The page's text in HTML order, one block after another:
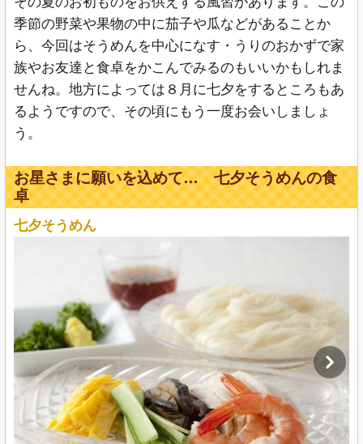
季節の野菜や果物の中に茄子や瓜などがあることか
ら、今回はそうめんを中心になす・うりのおかずで家
族やお友達と食卓をかこんでみるのもいいかもしれま
せんね。地方によっては８月に七夕をするところもあ
るようですので、その頃にもう一度お会いしましょ
う。
お星さまに願いを込めて… 七夕そうめんの食
卓
七夕そうめん